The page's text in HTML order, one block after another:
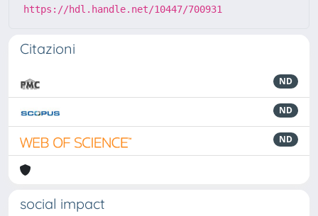
https://hdl.handle.net/10447/700931
Citazioni
ND
ND
ND
social impact